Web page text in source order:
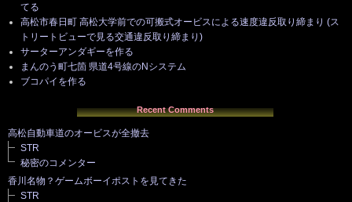
てる
高松市春日町 高松大学前での可搬式オービスによる速度違反取り締まり (ス
トリートビューで見る交通違反取り締まり)
サーターアンダギーを作る
まんのう町七箇 県道4号線のNシステム
ブコパイを作る
Recent Comments
高松自動車道のオービスが全撤去
STR
秘密のコメンター
香川名物？ゲームボーイポストを見てきた
STR